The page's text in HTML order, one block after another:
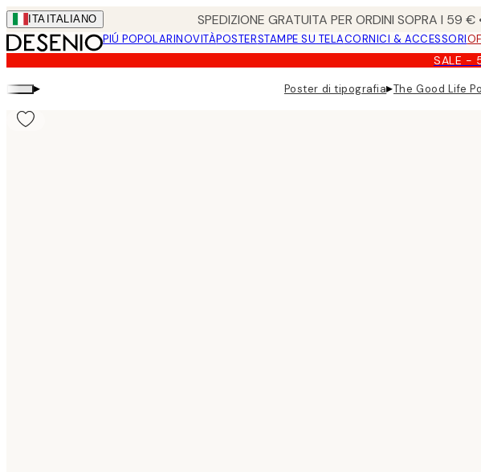
Skip
to
main
content.
ITA ITALIANO SPEDIZIONE GRATUITA PER ORDINI SOPRA I 59
PIÚ POPOLARINOVITÀPOSTERSTAMPE SU TELACORNICI & ACCESSORI
SALE -
▸ Poster di tipografia▸The Good Life